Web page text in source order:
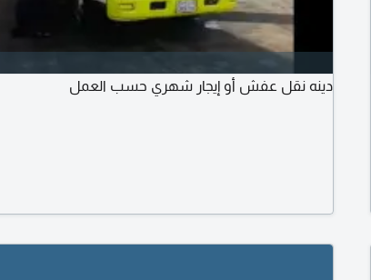
دينه نقل عفش أو إيجار شهري حسب العمل